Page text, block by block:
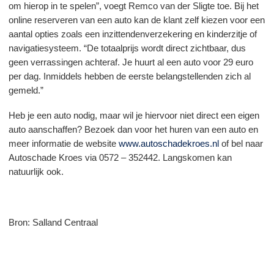
om hierop in te spelen”, voegt Remco van der Sligte toe. Bij het
online reserveren van een auto kan de klant zelf kiezen voor een
aantal opties zoals een inzittendenverzekering en kinderzitje of
navigatiesysteem. “De totaalprijs wordt direct zichtbaar, dus
geen verrassingen achteraf. Je huurt al een auto voor 29 euro
per dag. Inmiddels hebben de eerste belangstellenden zich al
gemeld.”
Heb je een auto nodig, maar wil je hiervoor niet direct een eigen
auto aanschaffen? Bezoek dan voor het huren van een auto en
meer informatie de website www.autoschadekroes.nl of bel naar
Autoschade Kroes via 0572 – 352442. Langskomen kan
natuurlijk ook.
Bron: Salland Centraal